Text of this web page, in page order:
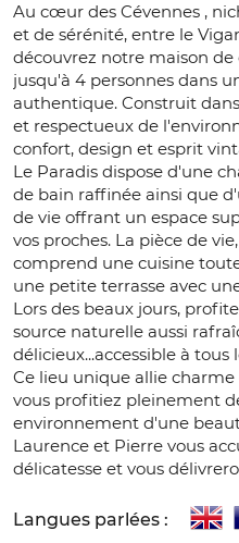
Au cœur des Cévennes ,
et de sérénité, entre le
découvrez notre maison
jusqu'à 4 personnes dans
authentique. Construit
et respectueux de
confort, design et esprit
Le Paradis dispose d'une
de bain raffinée ainsi que
de vie offrant un espace
vos proches. La pièce de
comprend une cuisine
une petite terrasse avec
Lors des beaux jours,
source naturelle aussi
délicieux...accessible à
Ce lieu unique allie
vous profitiez pleinement
environnement d'une
Laurence et Pierre vous
délicatesse et vous
Langues parlées :